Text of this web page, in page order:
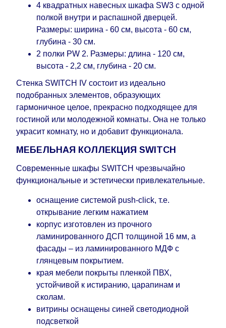
4 квадратных навесных шкафа SW3 с одной
полкой внутри и распашной дверцей.
Размеры: ширина - 60 см, высота - 60 см,
глубина - 30 см.
2 полки PW 2. Размеры: длина - 120 см,
высота - 2,2 см, глубина - 20 см.
Стенка SWITCH IV состоит из идеально
подобранных элементов, образующих
гармоничное целое, прекрасно подходящее для
гостиной или молодежной комнаты. Она не только
украсит комнату, но и добавит функционала.
МЕБЕЛЬНАЯ КОЛЛЕКЦИЯ SWITCH
Современные шкафы SWITCH чрезвычайно
функциональные и эстетически привлекательные.
оснащение системой push-click, т.е.
открывание легким нажатием
корпус изготовлен из прочного
ламинированного ДСП толщиной 16 мм, а
фасады – из ламинированного МДФ с
глянцевым покрытием.
края мебели покрыты пленкой ПВХ,
устойчивой к истиранию, царапинам и
сколам.
витрины оснащены синей светодиодной
подсветкой